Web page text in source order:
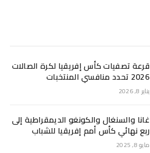
قرعة تصفيات كأس إفريقيا لكرة الصالات
2026 تحدد منافسي المنتخبات
يناير 8, 2026
غانا والسنغال والكونغو الديمقراطية إلى
ربع نهائي كأس أمم إفريقيا للشباب
مايو 8, 2025